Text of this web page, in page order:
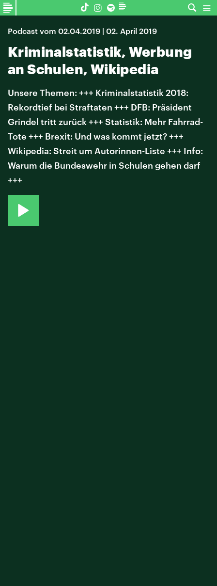
Podcast vom 02.04.2019 | 02. April 2019
Kriminalstatistik, Werbung
an Schulen, Wikipedia
Unsere Themen: +++ Kriminalstatistik 2018:
Rekordtief bei Straftaten +++ DFB: Präsident
Grindel tritt zurück +++ Statistik: Mehr Fahrrad-
Tote +++ Brexit: Und was kommt jetzt? +++
Wikipedia: Streit um Autorinnen-Liste +++ Info:
Warum die Bundeswehr in Schulen gehen darf
+++